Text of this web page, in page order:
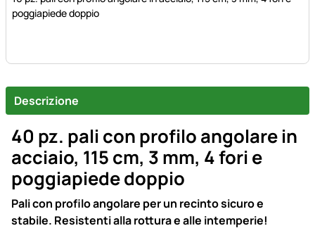
poggiapiede doppio
Descrizione
40 pz. pali con profilo angolare in
acciaio, 115 cm, 3 mm, 4 fori e
poggiapiede doppio
Pali con profilo angolare per un recinto sicuro e
stabile. Resistenti alla rottura e alle intemperie!